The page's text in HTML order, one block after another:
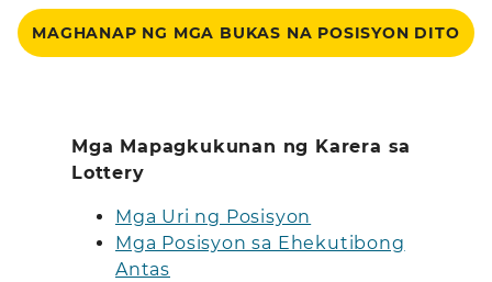
MAGHANAP NG MGA BUKAS NA POSISYON DITO
Mga Mapagkukunan ng Karera sa
Lottery
Mga Uri ng Posisyon
Mga Posisyon sa Ehekutibong
Antas